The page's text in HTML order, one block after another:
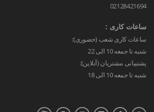
02128421694
ساعات کاری :
ساعات کاری شعب (حضوری):
شنبه تا جمعه 10 الی 22
پشتیبانی مشتریان (آنلاین):
شنبه تا جمعه 10 الی 18